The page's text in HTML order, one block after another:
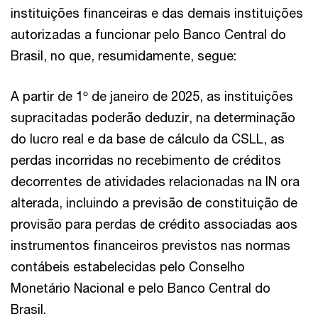
instituições financeiras e das demais instituições
autorizadas a funcionar pelo Banco Central do
Brasil, no que, resumidamente, segue:
A partir de 1º de janeiro de 2025, as instituições
supracitadas poderão deduzir, na determinação
do lucro real e da base de cálculo da CSLL, as
perdas incorridas no recebimento de créditos
decorrentes de atividades relacionadas na IN ora
alterada, incluindo a previsão de constituição de
provisão para perdas de crédito associadas aos
instrumentos financeiros previstos nas normas
contábeis estabelecidas pelo Conselho
Monetário Nacional e pelo Banco Central do
Brasil.